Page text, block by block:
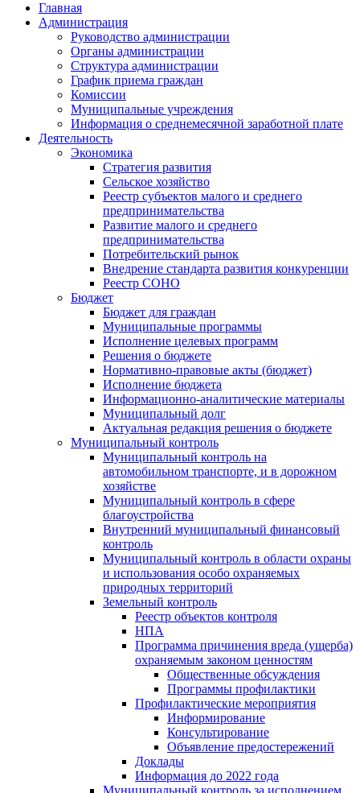
Главная
Администрация
Руководство администрации
Органы администрации
Структура администрации
График приема граждан
Комиссии
Муниципальные учреждения
Информация о среднемесячной заработной плате
Деятельность
Экономика
Стратегия развития
Сельское хозяйство
Реестр субъектов малого и среднего
предпринимательства
Развитие малого и среднего
предпринимательства
Потребительский рынок
Внедрение стандарта развития конкуренции
Реестр СОНО
Бюджет
Бюджет для граждан
Муниципальные программы
Исполнение целевых программ
Решения о бюджете
Нормативно-правовые акты (бюджет)
Исполнение бюджета
Информационно-аналитические материалы
Муниципальный долг
Актуальная редакция решения о бюджете
Муниципальный контроль
Муниципальный контроль на
автомобильном транспорте, и в дорожном
хозяйстве
Муниципальный контроль в сфере
благоустройства
Внутренний муниципальный финансовый
контроль
Муниципальный контроль в области охраны
и использования особо охраняемых
природных территорий
Земельный контроль
Реестр объектов контроля
НПА
Программа причинения вреда (ущерба)
охраняемым законом ценностям
Общественные обсуждения
Программы профилактики
Профилактические мероприятия
Информирование
Консультирование
Объявление предостережений
Доклады
Информация до 2022 года
Муниципальный контроль за исполнением